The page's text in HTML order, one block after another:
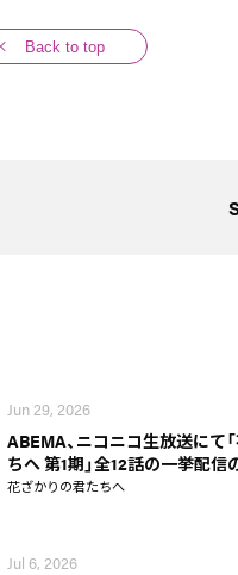
Back to top
Jun 29, 2026
ABEMA、ニコニコ生放送にて
ちへ 第1期」全12話の一挙配信
花ざかりの君たちへ
Jul 6, 2026